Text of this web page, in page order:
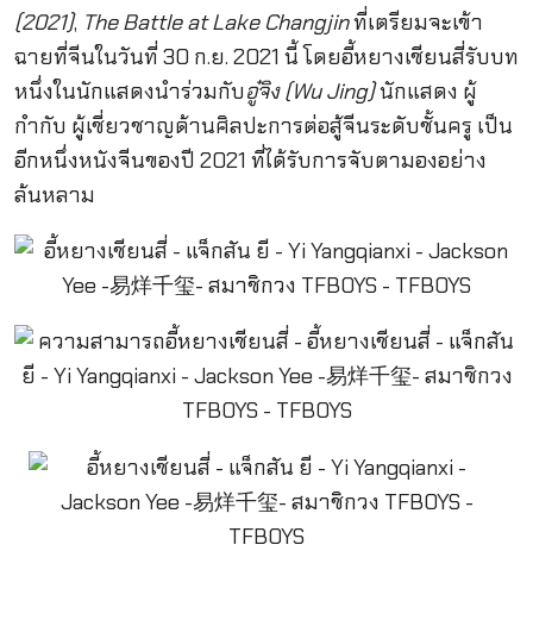
(2021), The Battle at Lake Changjinที่เตรียมจะเข้า
ฉายที่จีนในวันที่ 30 ก.ย. 2021 นี้ โดยอี้หยางเชียนสี่รับบท
หนึ่งในนักแสดงนำร่วมกับอู๋จิง (Wu Jing)นักแสดง ผู้
กำกับ ผู้เชี่ยวชาญด้านศิลปะการต่อสู้จีนระดับชั้นครู เป็น
อีกหนึ่งหนังจีนของปี 2021 ที่ได้รับการจับตามองอย่าง
ล้นหลาม